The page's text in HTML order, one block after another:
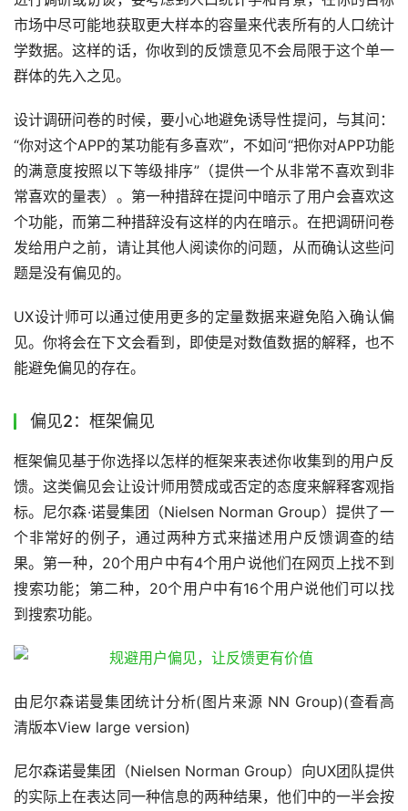
市场中尽可能地获取更大样本的容量来代表所有的人口统计
学数据。这样的话，你收到的反馈意见不会局限于这个单一
群体的先入之见。
设计调研问卷的时候，要小心地避免诱导性提问，与其问：
“你对这个APP的某功能有多喜欢”，不如问“把你对APP功能
的满意度按照以下等级排序”（提供一个从非常不喜欢到非
常喜欢的量表）。第一种措辞在提问中暗示了用户会喜欢这
个功能，而第二种措辞没有这样的内在暗示。在把调研问卷
发给用户之前，请让其他人阅读你的问题，从而确认这些问
题是没有偏见的。
UX设计师可以通过使用更多的定量数据来避免陷入确认偏
见。你将会在下文会看到，即使是对数值数据的解释，也不
能避免偏见的存在。
偏见2：框架偏见
框架偏见基于你选择以怎样的框架来表述你收集到的用户反
馈。这类偏见会让设计师用赞成或否定的态度来解释客观指
标。尼尔森·诺曼集团（Nielsen Norman Group）提供了一
个非常好的例子，通过两种方式来描述用户反馈调查的结
果。第一种，20个用户中有4个用户说他们在网页上找不到
搜索功能；第二种，20个用户中有16个用户说他们可以找
到搜索功能。
由尼尔森诺曼集团统计分析(图片来源 NN Group)(查看高
清版本View large version)
尼尔森诺曼集团（Nielsen Norman Group）向UX团队提供
的实际上在表达同一种信息的两种结果，他们中的一半会按